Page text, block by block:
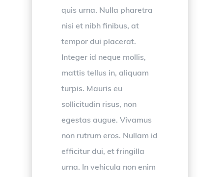
quis urna. Nulla pharetra
nisi et nibh finibus, at
tempor dui placerat.
Integer id neque mollis,
mattis tellus in, aliquam
turpis. Mauris eu
sollicitudin risus, non
egestas augue. Vivamus
non rutrum eros. Nullam id
efficitur dui, et fringilla
urna. In vehicula non enim